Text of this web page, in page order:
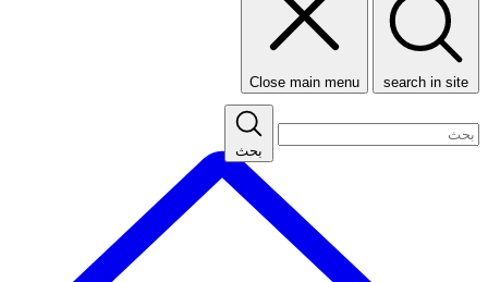
search in site
Close main menu
بحث